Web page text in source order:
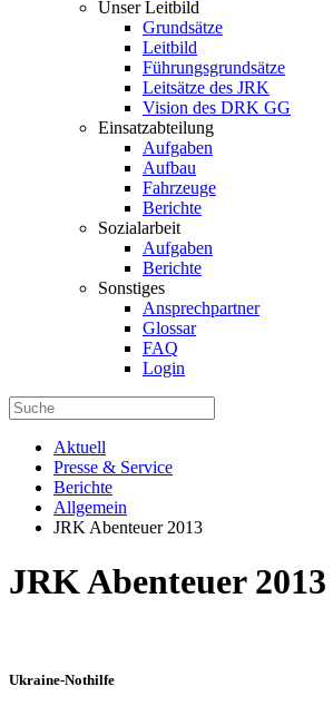
Unser Leitbild
Grundsätze
Leitbild
Führungsgrundsätze
Leitsätze des JRK
Vision des DRK GG
Einsatzabteilung
Aufgaben
Aufbau
Fahrzeuge
Berichte
Sozialarbeit
Aufgaben
Berichte
Sonstiges
Ansprechpartner
Glossar
FAQ
Login
Aktuell
Presse & Service
Berichte
Allgemein
JRK Abenteuer 2013
JRK Abenteuer 2013
Ukraine-Nothilfe